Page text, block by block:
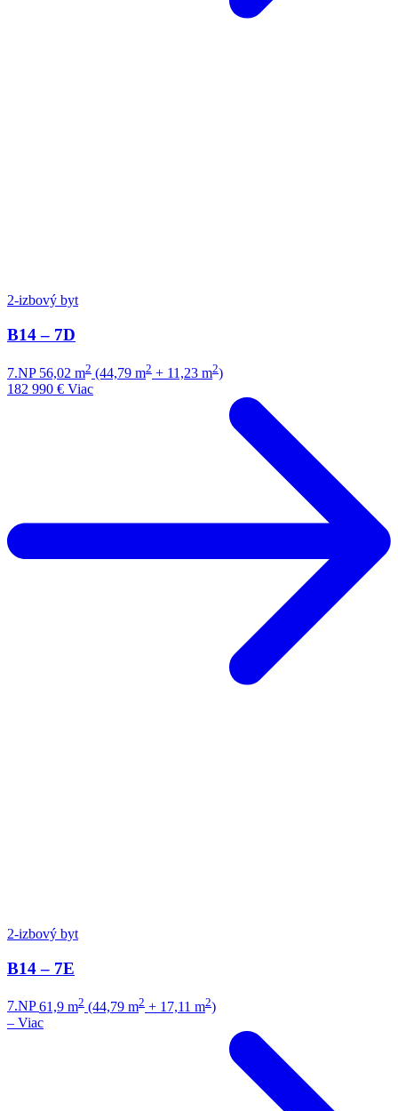
2-izbový byt
B14 – 7D
7.NP 56,02 m2 (44,79 m2 + 11,23 m2)
182 990 € Viac
2-izbový byt
B14 – 7E
7.NP 61,9 m2 (44,79 m2 + 17,11 m2)
– Viac